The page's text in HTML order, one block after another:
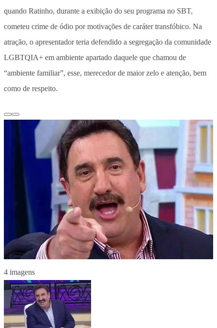
quando Ratinho, durante a exibição do seu programa no SBT,
cometeu crime de ódio por motivações de caráter transfóbico. Na
atração, o apresentador teria defendido a segregação da comunidade
LGBTQIA+ em ambiente apartado daquele que chamou de
“ambiente familiar”, esse, merecedor de maior zelo e atenção, bem
como de respeito.
4 imagens